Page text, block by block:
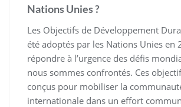
Nations Unies ?
Les Objectifs de Développement
été adoptés par les Nations Unies en
répondre à l’urgence des défis
nous sommes confrontés. Ces
conçus pour mobiliser la
internationale dans un effort